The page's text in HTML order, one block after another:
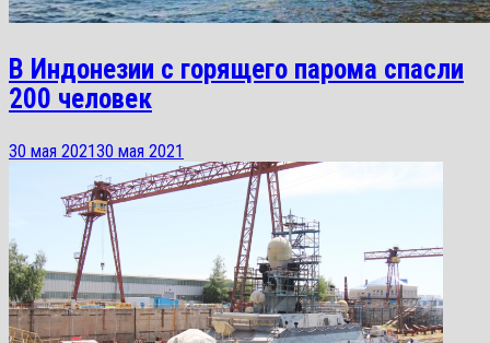
В Индонезии с горящего парома спасли
200 человек
30 мая 202130 мая 2021